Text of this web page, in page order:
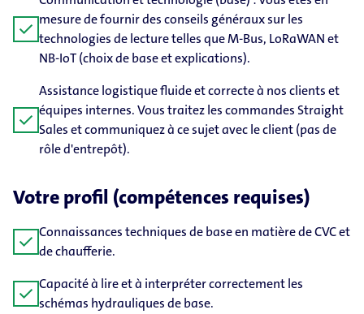
check mesure de fournir des conseils généraux sur les
technologies de lecture telles que M-Bus, LoRaWAN et
NB-IoT (choix de base et explications).
check
Assistance logistique fluide et correcte à nos clients et
équipes internes. Vous traitez les commandes Straight
Sales et communiquez à ce sujet avec le client (pas de
rôle d'entrepôt).
Votre profil (compétences requises)
check Connaissances techniques de base en matière de CVC et
de chaufferie.
check Capacité à lire et à interpréter correctement les
schémas hydrauliques de base.